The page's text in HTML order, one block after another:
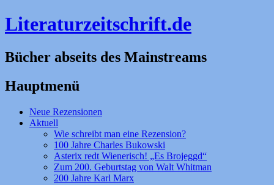
Literaturzeitschrift.de
Bücher abseits des Mainstreams
Hauptmenü
Zum
Inhalt
Neue Rezensionen
Aktuell
Wie schreibt man eine Rezension?
100 Jahre Charles Bukowski
Asterix redt Wienerisch! „Es Brojeggd“
Zum 200. Geburtstag von Walt Whitman
200 Jahre Karl Marx